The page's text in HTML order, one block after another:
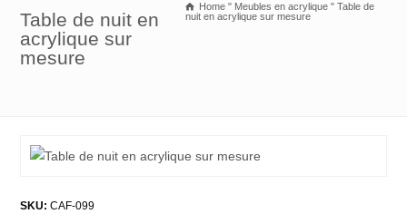
Table de nuit en
acrylique sur
mesure
Home " Meubles en acrylique " Table de
nuit en acrylique sur mesure
SKU: CAF-099